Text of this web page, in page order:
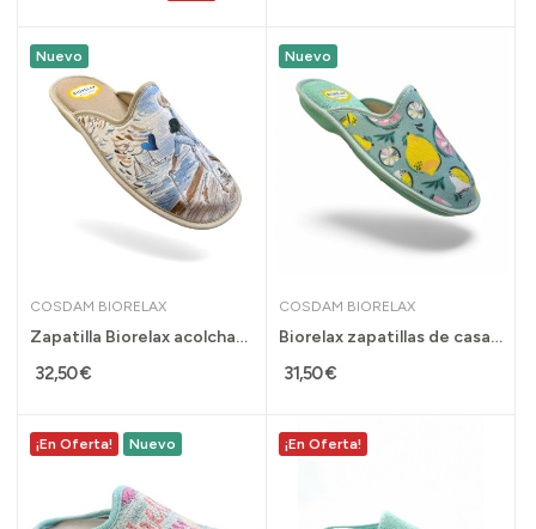
Nuevo
COSDAM BIORELAX
Zapatilla Biorelax acolchada para mujer...
32,50 €
Nuevo
COSDAM BIORELAX
Biorelax zapatillas de casa acolchadas para...
31,50 €
¡En Oferta! Nuevo ¡En Oferta!